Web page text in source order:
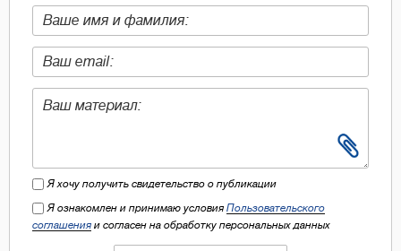
Я хочу получить свидетельство о публикации
Я ознакомлен и принимаю условия Пользовательского
соглашения и согласен на обработку персональных данных